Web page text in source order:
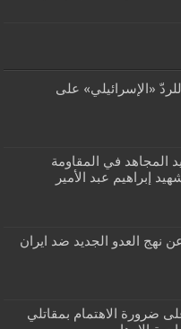
«الإسرائيلي» على
المجاهد في المقاومة
إبراهيم عبد الأمير
نهج العدو الجديد ضد ايران
ضرورة الاهتمام بمقاتلي